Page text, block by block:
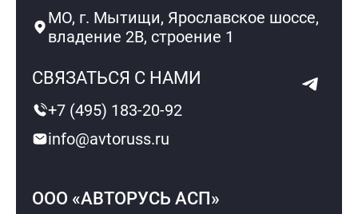
МО, г. Мытищи, Ярославское шоссе,
владение 2В, строение 1
СВЯЗАТЬСЯ С НАМИ
+7 (495) 183-20-92
info@avtoruss.ru
ООО «АВТОРУСЬ АСП»